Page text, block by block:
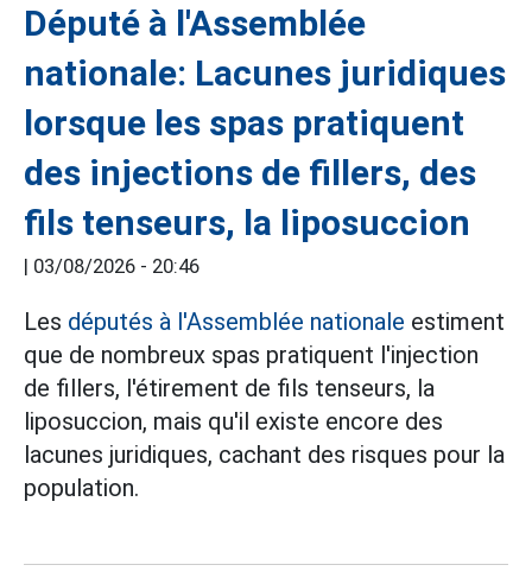
Député à l'Assemblée
nationale: Lacunes juridiques
lorsque les spas pratiquent
des injections de fillers, des
fils tenseurs, la liposuccion
| 03/08/2026 - 20:46
Les députés à l'Assemblée nationale estiment
que de nombreux spas pratiquent l'injection
de fillers, l'étirement de fils tenseurs, la
liposuccion, mais qu'il existe encore des
lacunes juridiques, cachant des risques pour la
population.